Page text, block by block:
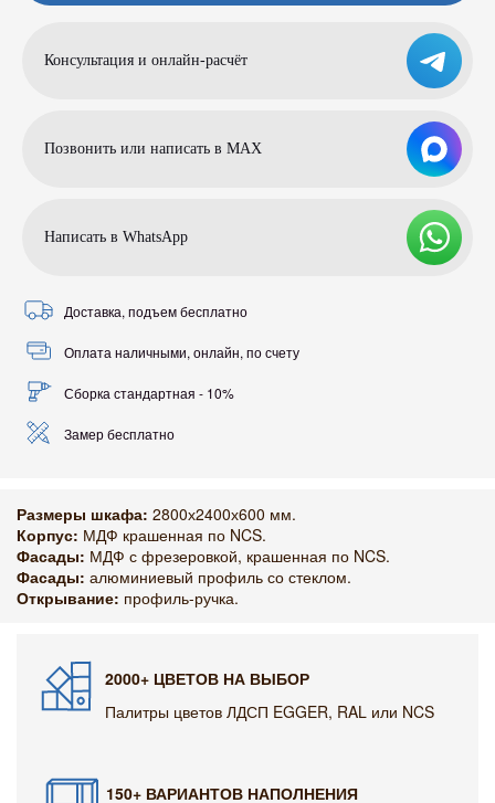
Консультация и онлайн-расчёт
Позвонить или написать в МАХ
Написать в WhatsApp
Доставка, подъем бесплатно
Оплата наличными, онлайн, по счету
Сборка стандартная - 10%
Замер бесплатно
Размеры шкафа: 2800х2400х600 мм.
Корпус: МДФ крашенная по NCS.
Фасады: МДФ с фрезеровкой, крашенная по NCS.
Фасады: алюминиевый профиль со стеклом.
Открывание: профиль-ручка.
2000+ ЦВЕТОВ НА ВЫБОР
Палитры цветов ЛДСП EGGER, RAL или NCS
150+ ВАРИАНТОВ НАПОЛНЕНИЯ